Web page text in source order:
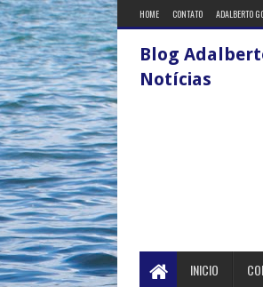
HOME CONTATO ADALBERTO
Blog
Notícias
INICIO